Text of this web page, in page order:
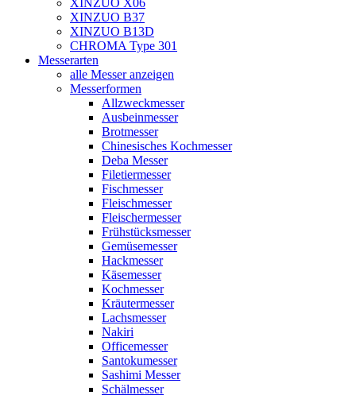
XINZUO X06
XINZUO B37
XINZUO B13D
CHROMA Type 301
Messerarten
alle Messer anzeigen
Messerformen
Allzweckmesser
Ausbeinmesser
Brotmesser
Chinesisches Kochmesser
Deba Messer
Filetiermesser
Fischmesser
Fleischmesser
Fleischermesser
Frühstücksmesser
Gemüsemesser
Hackmesser
Käsemesser
Kochmesser
Kräutermesser
Lachsmesser
Nakiri
Officemesser
Santokumesser
Sashimi Messer
Schälmesser